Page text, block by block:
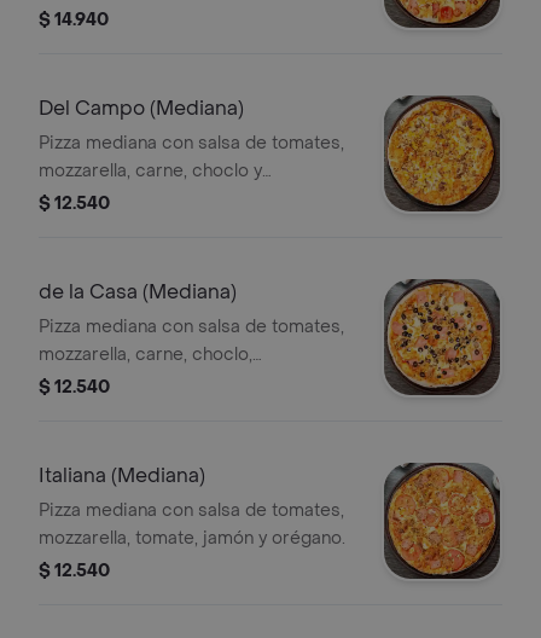
carne y choricillo.
$ 14.940
Del Campo (Mediana)
Pizza mediana con salsa de tomates,
mozzarella, carne, choclo y
champiñones.
$ 12.540
de la Casa (Mediana)
Pizza mediana con salsa de tomates,
mozzarella, carne, choclo,
champiñones, jamón y aceitunas
$ 12.540
Italiana (Mediana)
Pizza mediana con salsa de tomates,
mozzarella, tomate, jamón y orégano.
$ 12.540